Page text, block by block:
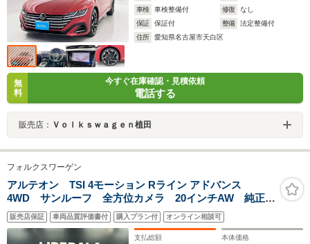
車検
車検整備付 修復
なし
保証
保証付 整備
法定整備付
住所
愛知県名古屋市天白区
無
料
今すぐ在庫確認・見積依頼
電話する
販売店： Ｖｏｌｋｓｗａｇｅｎ植田
フォルクスワーゲン
アルテオン TSI 4モーション Rライン アドバンス
4WD サンルーフ 全方位カメラ 20インチAW 純正ナ
ビ 黒革シート パワーシート 全席シートヒーター
ETC2.0 ACC 衝突軽減ブレーキ スマートキー ヘッ
ドアップディスプレイ
販売店保証 車両品質評価書付 購入プラン付 オンライン相談可
支払総額 本体価格